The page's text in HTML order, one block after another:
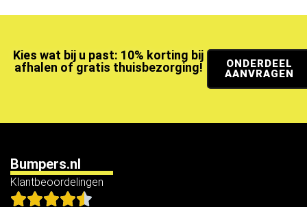
Kies wat bij u past: 10% korting bij
afhalen of gratis thuisbezorging!
ONDERDEEL
AANVRAGEN
Bumpers.nl
Klantbeoordelingen